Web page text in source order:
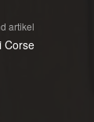
artikel
Corse